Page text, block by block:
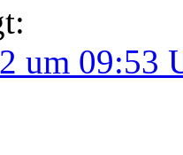
um 09:53